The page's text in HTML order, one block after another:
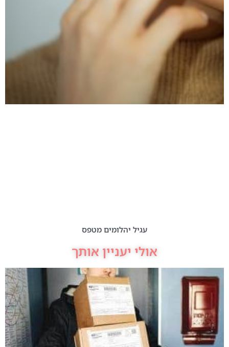
עגיל יהלומים מטפס
אולי יעניין אותך